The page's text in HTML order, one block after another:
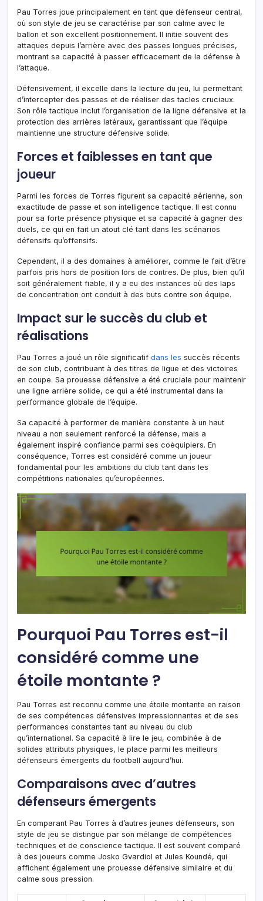
Pau Torres joue principalement en tant que défenseur central,
où son style de jeu se caractérise par son calme avec le
ballon et son excellent positionnement. Il initie souvent des
attaques depuis l’arrière avec des passes longues précises,
montrant sa capacité à passer efficacement de la défense à
l’attaque.
Défensivement, il excelle dans la lecture du jeu, lui permettant
d’intercepter des passes et de réaliser des tacles cruciaux.
Son rôle tactique inclut l’organisation de la ligne défensive et la
protection des arrières latéraux, garantissant que l’équipe
maintienne une structure défensive solide.
Forces et faiblesses en tant que
joueur
Parmi les forces de Torres figurent sa capacité aérienne, son
exactitude de passe et son intelligence tactique. Il est connu
pour sa forte présence physique et sa capacité à gagner des
duels, ce qui en fait un atout clé tant dans les scénarios
défensifs qu’offensifs.
Cependant, il a des domaines à améliorer, comme le fait d’être
parfois pris hors de position lors de contres. De plus, bien qu’il
soit généralement fiable, il y a eu des instances où des laps
de concentration ont conduit à des buts contre son équipe.
Impact sur le succès du club et
réalisations
Pau Torres a joué un rôle significatif dans les succès récents
de son club, contribuant à des titres de ligue et des victoires
en coupe. Sa prouesse défensive a été cruciale pour maintenir
une ligne arrière solide, ce qui a été instrumental dans la
performance globale de l’équipe.
Sa capacité à performer de manière constante à un haut
niveau a non seulement renforcé la défense, mais a
également inspiré confiance parmi ses coéquipiers. En
conséquence, Torres est considéré comme un joueur
fondamental pour les ambitions du club tant dans les
compétitions nationales qu’européennes.
Pourquoi Pau Torres est-il
considéré comme une
étoile montante ?
Pau Torres est reconnu comme une étoile montante en raison
de ses compétences défensives impressionnantes et de ses
performances constantes tant au niveau du club
qu’international. Sa capacité à lire le jeu, combinée à de
solides attributs physiques, le place parmi les meilleurs
défenseurs émergents du football aujourd’hui.
Comparaisons avec d’autres
défenseurs émergents
En comparant Pau Torres à d’autres jeunes défenseurs, son
style de jeu se distingue par son mélange de compétences
techniques et de conscience tactique. Il est souvent comparé
à des joueurs comme Josko Gvardiol et Jules Koundé, qui
affichent également une prouesse défensive similaire et du
calme sous pression.